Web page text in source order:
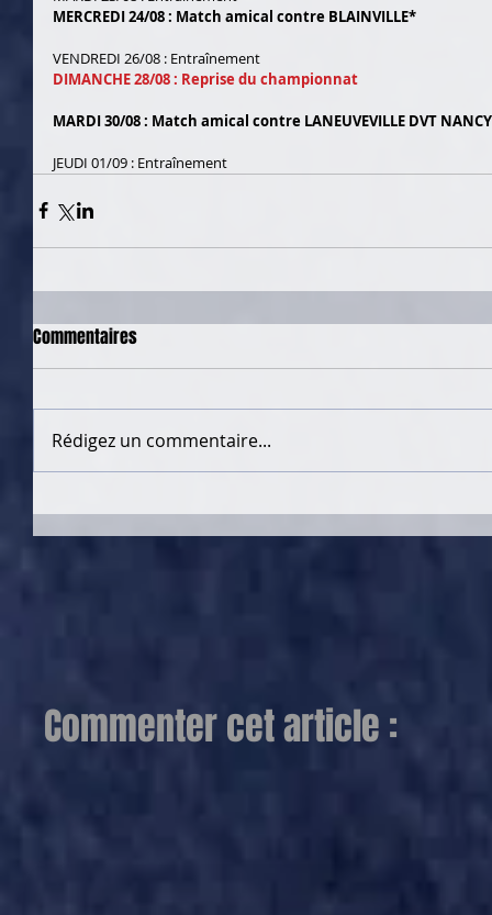
MERCREDI 24/08 : Match amical contre BLAINVILLE*
VENDREDI 26/08 : Entraînement
DIMANCHE 28/08 : Reprise du championnat
MARDI 30/08 : Match amical contre LANEUVEVILLE DVT
JEUDI 01/09 : Entraînement
Commentaires
Rédigez un commentaire...
Commenter cet article :